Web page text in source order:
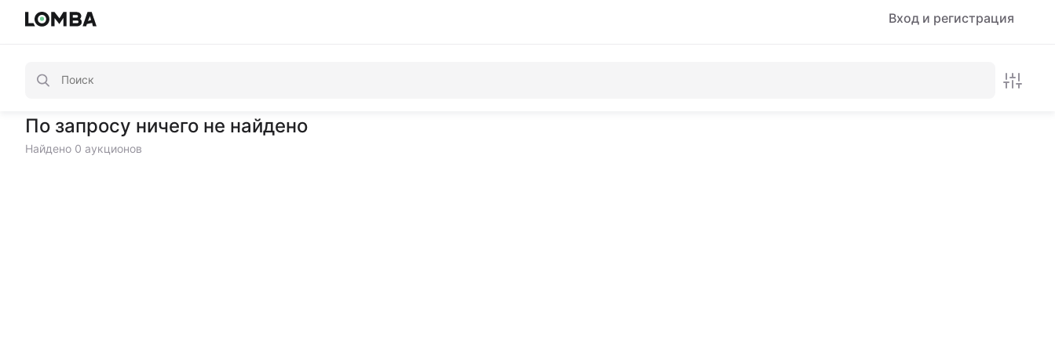
Вход и регистрация
По запросу ничего не найдено
Найдено 0 аукционов